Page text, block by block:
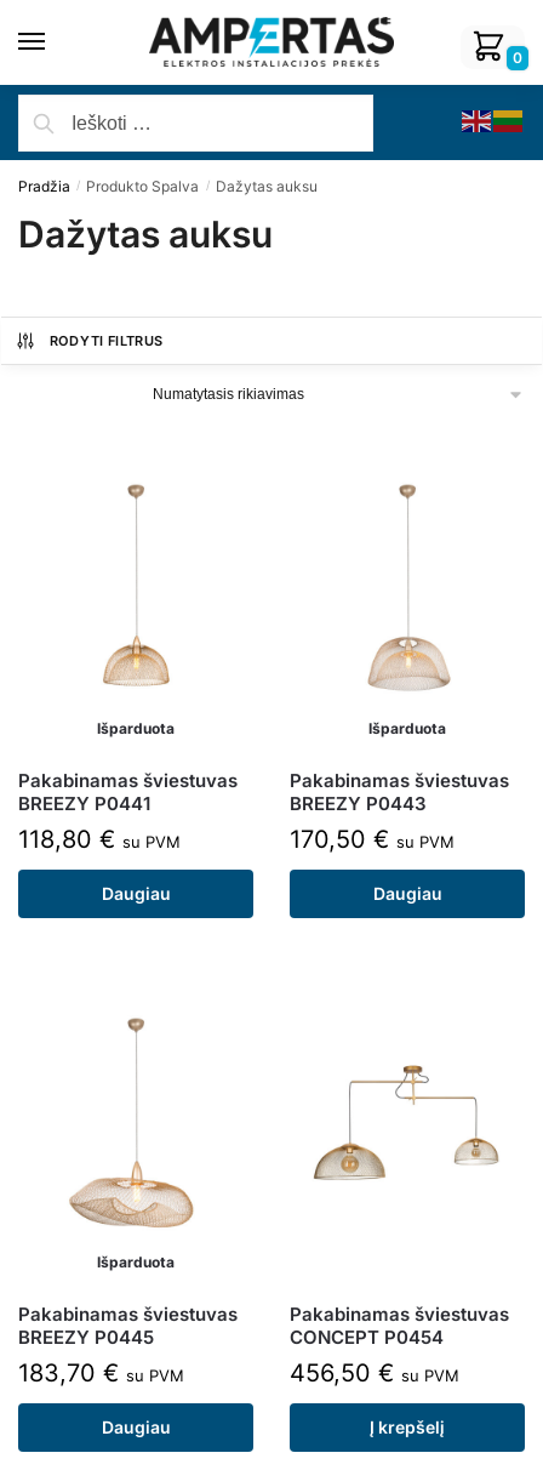
0
Pradžia / Produkto Spalva / Dažytas auksu
Dažytas auksu
RODYTI FILTRUS
Išparduota
Pakabinamas šviestuvas
BREEZY P0441
118,80 € su PVM
Daugiau
Išparduota
Pakabinamas šviestuvas
BREEZY P0443
170,50 € su PVM
Daugiau
Išparduota
Pakabinamas šviestuvas
BREEZY P0445
183,70 € su PVM
Daugiau
Pakabinamas šviestuvas
CONCEPT P0454
456,50 € su PVM
Į krepšelį